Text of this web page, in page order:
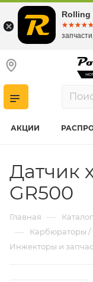
АКЦИИ
Датчик
GR500
Главная — Каталог
— Карбюраторы
Инжекторы и
Rolling
☆☆☆☆☆
★★★★★